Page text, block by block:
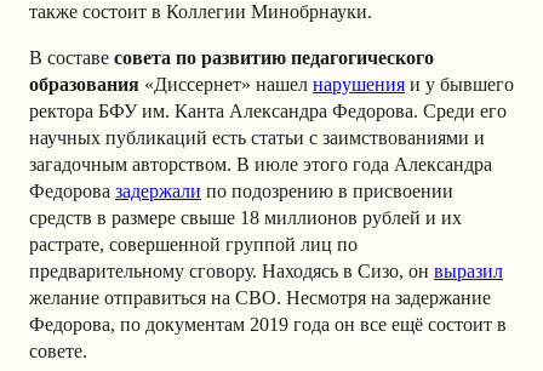
также состоит в Коллегии Минобрнауки.
В составе совета по развитию педагогического
образования «Диссернет» нашел нарушения и у бывшего
ректора БФУ им. Канта Александра Федорова. Среди его
научных публикаций есть статьи с заимствованиями и
загадочным авторством. В июле этого года Александра
Федорова задержали по подозрению в присвоении
средств в размере свыше 18 миллионов рублей и их
растрате, совершенной группой лиц по
предварительному сговору. Находясь в Сизо, он выразил
желание отправиться на СВО. Несмотря на задержание
Федорова, по документам 2019 года он все ещё состоит в
совете.